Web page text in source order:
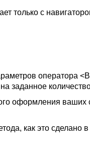
только с
оператора
заданное
оформления ваших
как это сделано